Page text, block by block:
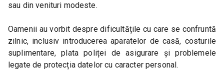
sau din venituri modeste.
Oamenii au vorbit despre dificultățile cu care se confruntă
zilnic, inclusiv introducerea aparatelor de casă, costurile
suplimentare, plata poliței de asigurare și problemele
legate de protecția datelor cu caracter personal.